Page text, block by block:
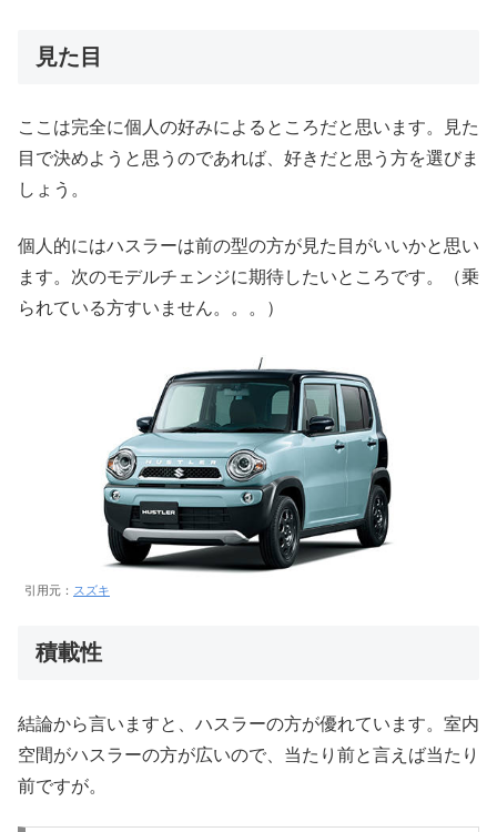
見た目
ここは完全に個人の好みによるところだと思います。見た
目で決めようと思うのであれば、好きだと思う方を選びま
しょう。
個人的にはハスラーは前の型の方が見た目がいいかと思い
ます。次のモデルチェンジに期待したいところです。（乗
られている方すいません。。。）
引用元： スズキ
積載性
結論から言いますと、ハスラーの方が優れています。室内
空間がハスラーの方が広いので、当たり前と言えば当たり
前ですが。